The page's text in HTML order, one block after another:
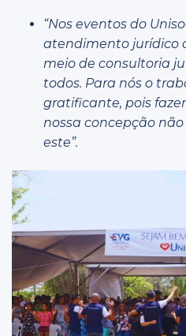
“Nos eventos do
atendimento jurídico
meio de consultoria
todos. Para nós o
gratificante, pois
nossa concepção
este”.